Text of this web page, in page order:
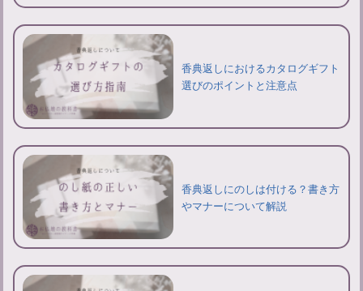
香典返しにおけるカタログギフト
選びのポイントと注意点
香典返しにのしは付ける？書き方
やマナーについて解説